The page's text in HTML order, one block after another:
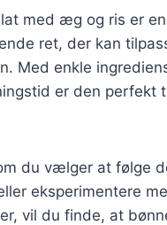
med æg og ris er
ret, der kan
Med enkle
er den perfekt
du vælger at følge
eksperimentere
vil du finde, at